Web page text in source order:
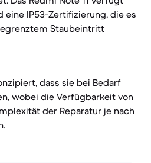
eine IP53-Zertifizierung, die es
Staubeintritt
dass sie bei Bedarf
wobei die Verfügbarkeit von
der Reparatur je nach